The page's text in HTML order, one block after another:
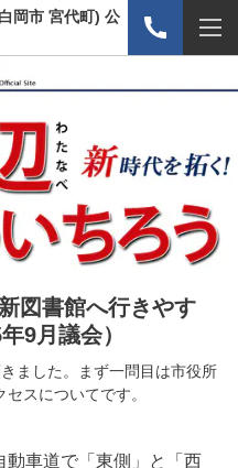
岡市 宮代町) 公
図書館へ行きやす
9月議会）
ました。まず一問目は市役所
スについてです。
動車道で「東側」と「西